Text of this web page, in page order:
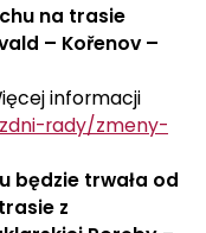
na trasie
– Kořenov –
informacji
rady/zmeny-
będzie trwała od
z